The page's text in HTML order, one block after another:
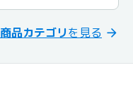
商品カテゴリを見る